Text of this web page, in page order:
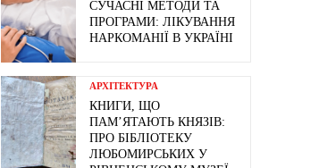
СУЧАСНІ МЕТОДИ ТА
ПРОГРАМИ: ЛІКУВАННЯ
НАРКОМАНІЇ В УКРАЇНІ
АРХІТЕКТУРА
КНИГИ, ЩО
ПАМ’ЯТАЮТЬ КНЯЗІВ:
ПРО БІБЛІОТЕКУ
ЛЮБОМИРСЬКИХ У